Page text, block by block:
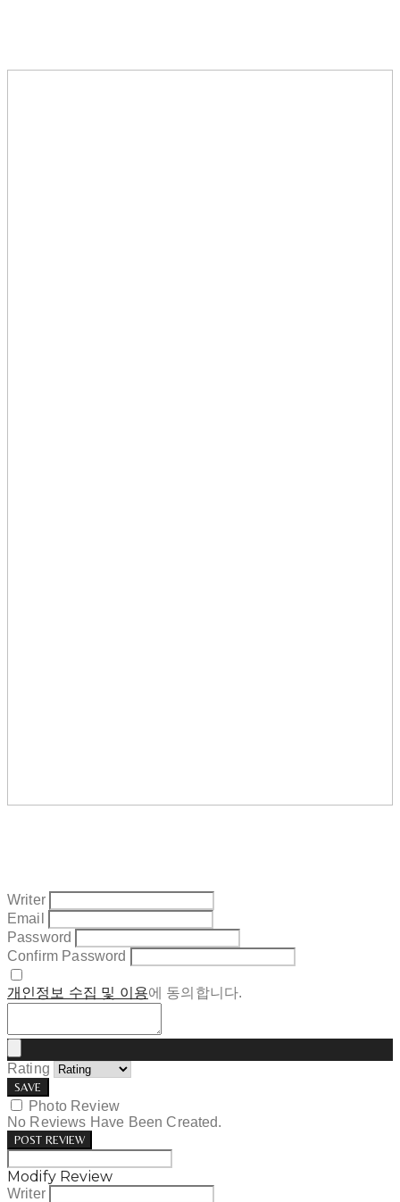
Writer
Email
Password
Confirm Password
개인정보 수집 및 이용에 동의합니다.
Rating
SAVE
Photo Review
No Reviews Have Been Created.
POST REVIEW
Modify Review
Writer